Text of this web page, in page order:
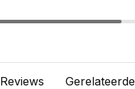
Reviews